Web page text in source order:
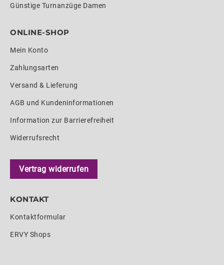
Günstige Turnanzüge Damen
ONLINE-SHOP
Mein Konto
Zahlungsarten
Versand & Lieferung
AGB und Kundeninformationen
Information zur Barrierefreiheit
Widerrufsrecht
Vertrag widerrufen
KONTAKT
Kontaktformular
ERVY Shops